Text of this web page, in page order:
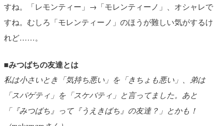
すね。「レモンティー」→「モレンティーノ」、オシャレで
すね。むしろ「モレンティーノ」のほうが難しい気がするけ
れど……。
■みつばちの友達とは
私は小さいとき「気持ち悪い」を「きちょも悪い」、弟は
「スパゲティ」を「スケバティ」と言ってました。あと
「『みつばち』って『うえきばち』の友達？」とかも！